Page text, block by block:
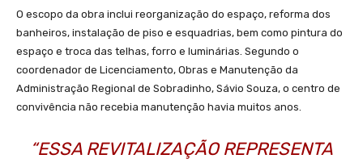
O escopo da obra inclui reorganização do espaço, reforma dos
banheiros, instalação de piso e esquadrias, bem como pintura do
espaço e troca das telhas, forro e luminárias. Segundo o
coordenador de Licenciamento, Obras e Manutenção da
Administração Regional de Sobradinho, Sávio Souza, o centro de
convivência não recebia manutenção havia muitos anos.
“ESSA REVITALIZAÇÃO REPRESENTA